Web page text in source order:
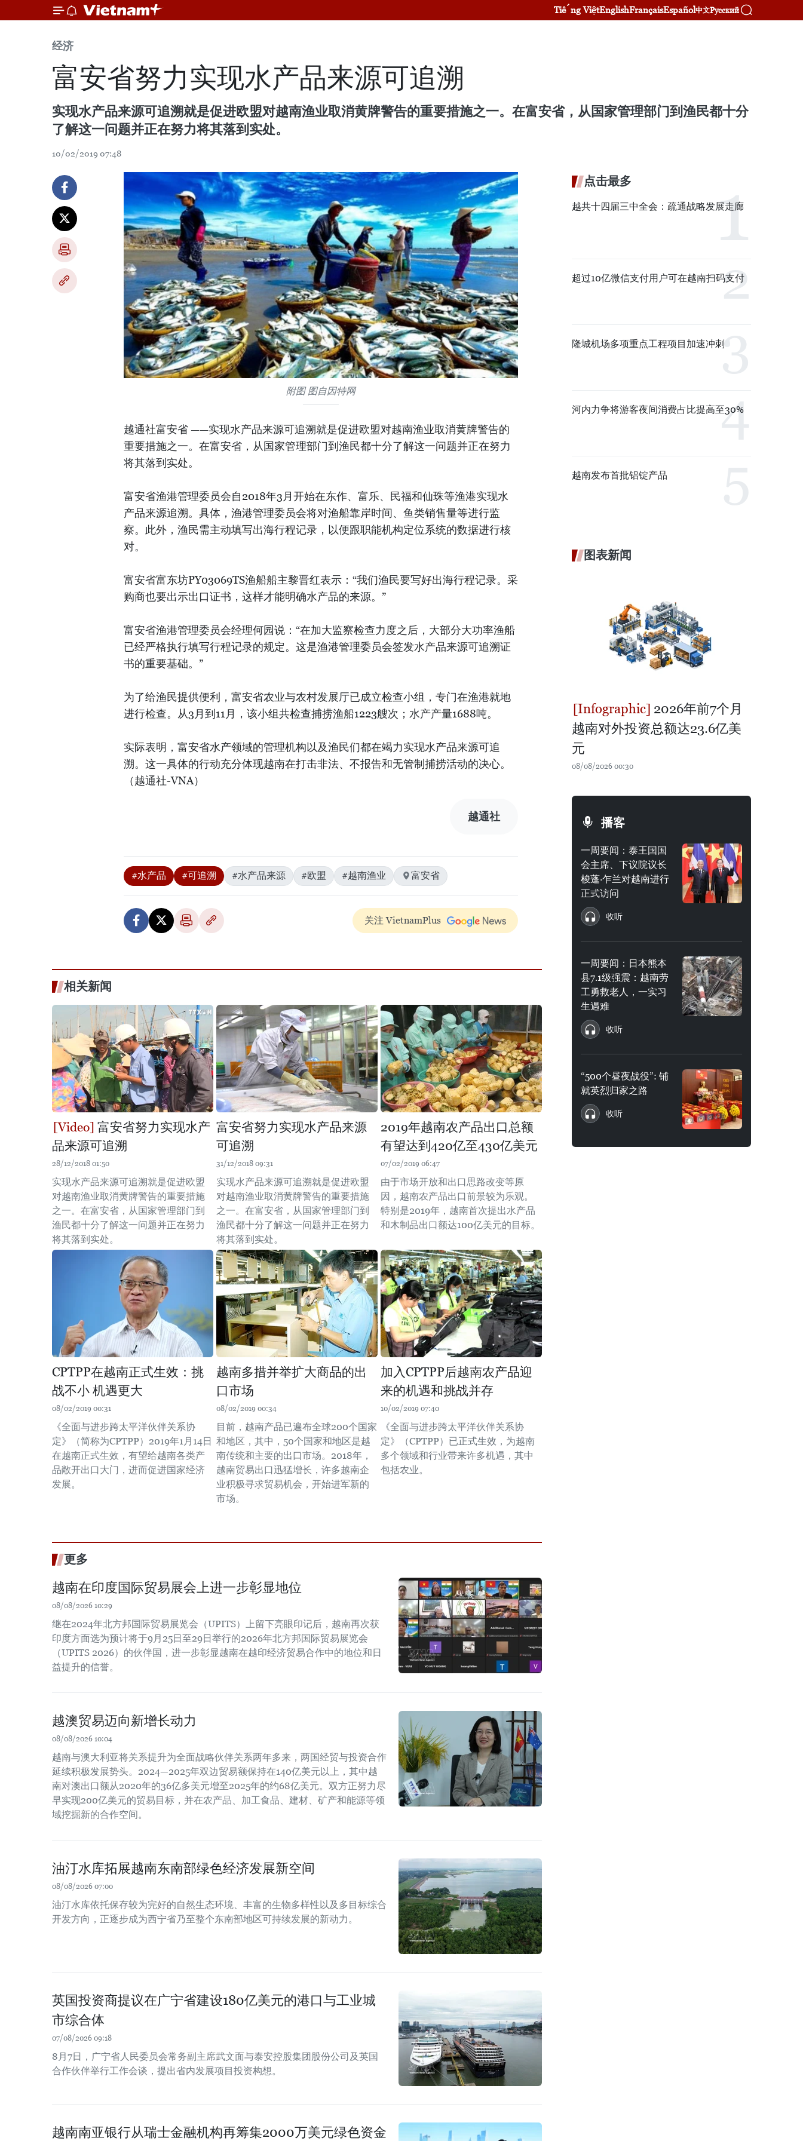
Tiếng ViệtEnglishFrançaisEspañol中文Русский
经济
富安省努力实现水产品来源可追溯
实现水产品来源可追溯就是促进欧盟对越南渔业取消黄牌警告的重要措施之一。在富安省，从国家管理部门到渔民都十分
了解这一问题并正在努力将其落到实处。
10/02/2019 07:48
附图 图自因特网
越通社富安省 ——实现水产品来源可追溯就是促进欧盟对越南渔业取消黄牌警告的
重要措施之一。在富安省，从国家管理部门到渔民都十分了解这一问题并正在努力
将其落到实处。
富安省渔港管理委员会自2018年3月开始在东作、富乐、民福和仙珠等渔港实现水
产品来源追溯。具体，渔港管理委员会将对渔船靠岸时间、鱼类销售量等进行监
察。此外，渔民需主动填写出海行程记录，以便跟职能机构定位系统的数据进行核
对。
富安省富东坊PY03069TS渔船船主黎晋红表示：“我们渔民要写好出海行程记录。采
购商也要出示出口证书，这样才能明确水产品的来源。”
富安省渔港管理委员会经理何园说：“在加大监察检查力度之后，大部分大功率渔船
已经严格执行填写行程记录的规定。这是渔港管理委员会签发水产品来源可追溯证
书的重要基础。”
为了给渔民提供便利，富安省农业与农村发展厅已成立检查小组，专门在渔港就地
进行检查。从3月到11月，该小组共检查捕捞渔船1223艘次；水产产量1688吨。
实际表明，富安省水产领域的管理机构以及渔民们都在竭力实现水产品来源可追
溯。这一具体的行动充分体现越南在打击非法、不报告和无管制捕捞活动的决心。
（越通社-VNA）
越通社
#水产品 #可追溯 #水产品来源 #欧盟 #越南渔业 富安省
关注 VietnamPlus
相关新闻
富安省努力实现水产
品来源可追溯
28/12/2018 01:50
实现水产品来源可追溯就是促进欧盟
对越南渔业取消黄牌警告的重要措施
之一。在富安省，从国家管理部门到
渔民都十分了解这一问题并正在努力
将其落到实处。
富安省努力实现水产品来源
可追溯
31/12/2018 09:31
实现水产品来源可追溯就是促进欧盟
对越南渔业取消黄牌警告的重要措施
之一。在富安省，从国家管理部门到
渔民都十分了解这一问题并正在努力
将其落到实处。
2019年越南农产品出口总额
有望达到420亿至430亿美元
07/02/2019 06:47
由于市场开放和出口思路改变等原
因，越南农产品出口前景较为乐观。
特别是2019年，越南首次提出水产品
和木制品出口额达100亿美元的目标。
CPTPP在越南正式生效：挑
战不小 机遇更大
08/02/2019 00:31
《全面与进步跨太平洋伙伴关系协
定》（简称为CPTPP）2019年1月14日
在越南正式生效，有望给越南各类产
品敞开出口大门，进而促进国家经济
发展。
越南多措并举扩大商品的出
口市场
08/02/2019 00:34
目前，越南产品已遍布全球200个国家
和地区，其中，50个国家和地区是越
南传统和主要的出口市场。2018年，
越南贸易出口迅猛增长，许多越南企
业积极寻求贸易机会，开始进军新的
市场。
加入CPTPP后越南农产品迎
来的机遇和挑战并存
10/02/2019 07:40
《全面与进步跨太平洋伙伴关系协
定》（CPTPP）已正式生效，为越南
多个领域和行业带来许多机遇，其中
包括农业。
更多
越南在印度国际贸易展会上进一步彰显地位
08/08/2026 10:29
继在2024年北方邦国际贸易展览会（UPITS）上留下亮眼印记后，越南再次获
印度方面选为预计将于9月25日至29日举行的2026年北方邦国际贸易展览会
（UPITS 2026）的伙伴国，进一步彰显越南在越印经济贸易合作中的地位和日
益提升的信誉。
越澳贸易迈向新增长动力
08/08/2026 10:04
越南与澳大利亚将关系提升为全面战略伙伴关系两年多来，两国经贸与投资合作
延续积极发展势头。2024—2025年双边贸易额保持在140亿美元以上，其中越
南对澳出口额从2020年的36亿多美元增至2025年的约68亿美元。双方正努力尽
早实现200亿美元的贸易目标，并在农产品、加工食品、建材、矿产和能源等领
域挖掘新的合作空间。
油汀水库拓展越南东南部绿色经济发展新空间
08/08/2026 07:00
油汀水库依托保存较为完好的自然生态环境、丰富的生物多样性以及多目标综合
开发方向，正逐步成为西宁省乃至整个东南部地区可持续发展的新动力。
英国投资商提议在广宁省建设180亿美元的港口与工业城
市综合体
07/08/2026 09:18
8月7日，广宁省人民委员会常务副主席武文面与泰安控股集团股份公司及英国
合作伙伴举行工作会谈，提出省内发展项目投资构想。
越南南亚银行从瑞士金融机构再筹集2000万美元绿色资金
点击最多
越共十四届三中全会：疏通战略发展走廊
超过10亿微信支付用户可在越南扫码支付
隆城机场多项重点工程项目加速冲刺
河内力争将游客夜间消费占比提高至30%
越南发布首批铝锭产品
图表新闻
2026年前7个月
越南对外投资总额达23.6亿美
元
08/08/2026 00:30
播客
一周要闻：泰王国国
会主席、下议院议长
梭蓬·乍兰对越南进行
正式访问
收听
一周要闻：日本熊本
县7.1级强震：越南劳
工勇救老人，一实习
生遇难
收听
“500个昼夜战役”: 铺
就英烈归家之路
收听